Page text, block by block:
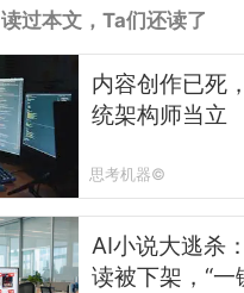
读过本文，Ta们还读了
内容创作已死
统架构师当立
思考机器©
AI小说大逃杀
读被下架，“一